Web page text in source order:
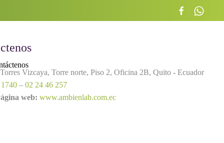
Vizcaya, Torre norte, Piso 2, Oficina 2B, Quito - Ecuador
– 02 24 46 257
web: www.ambienlab.com.ec